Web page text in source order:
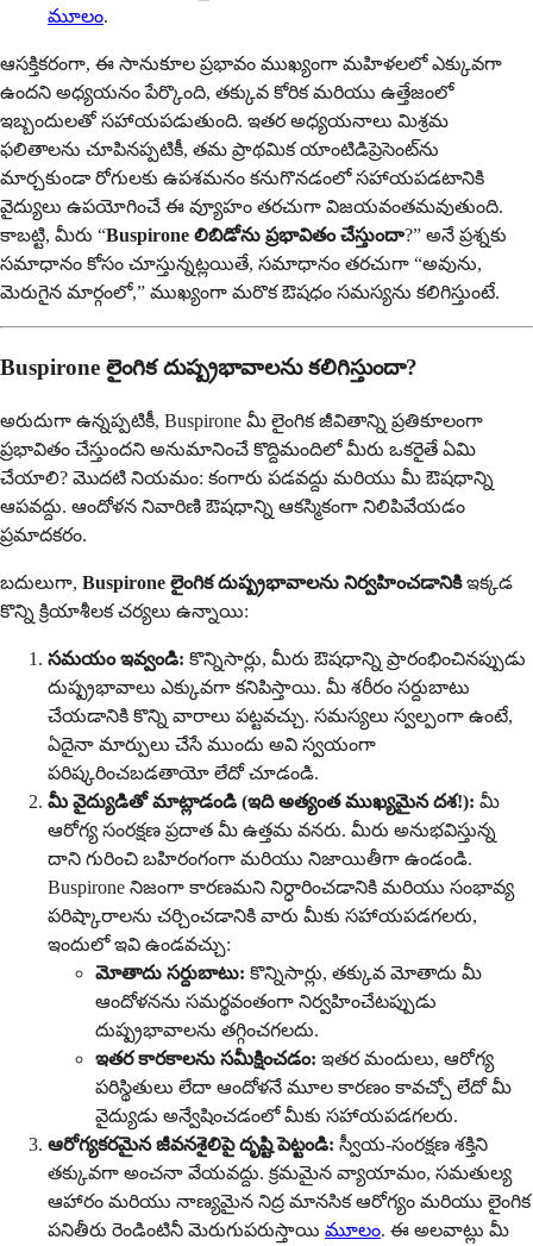
మూలం.
ఆసక్తికరంగా, ఈ సానుకూల ప్రభావం ముఖ్యంగా మహిళలలో ఎక్కువగా
ఉందని అధ్యయనం పేర్కొంది, తక్కువ కోరిక మరియు ఉత్తేజంలో
ఇబ్బందులతో సహాయపడుతుంది. ఇతర అధ్యయనాలు మిశ్రమ
ఫలితాలను చూపినప్పటికీ, తమ ప్రాథమిక యాంటిడిప్రెసెంట్‌ను
మార్చకుండా రోగులకు ఉపశమనం కనుగొనడంలో సహాయపడటానికి
వైద్యులు ఉపయోగించే ఈ వ్యూహం తరచుగా విజయవంతమవుతుంది.
కాబట్టి, మీరు “Buspirone లిబిడోను ప్రభావితం చేస్తుందా?” అనే ప్రశ్నకు
సమాధానం కోసం చూస్తున్నట్లయితే, సమాధానం తరచుగా “అవును,
మెరుగైన మార్గంలో,” ముఖ్యంగా మరొక ఔషధం సమస్యను కలిగిస్తుంటే.
Buspirone లైంగిక దుష్ప్రభావాలను కలిగిస్తుందా?
అరుదుగా ఉన్నప్పటికీ, Buspirone మీ లైంగిక జీవితాన్ని ప్రతికూలంగా
ప్రభావితం చేస్తుందని అనుమానించే కొద్దిమందిలో మీరు ఒకరైతే ఏమి
చేయాలి? మొదటి నియమం: కంగారు పడవద్దు మరియు మీ ఔషధాన్ని
ఆపవద్దు. ఆందోళన నివారిణి ఔషధాన్ని ఆకస్మికంగా నిలిపివేయడం
ప్రమాదకరం.
బదులుగా, Buspirone లైంగిక దుష్ప్రభావాలను నిర్వహించడానికిఇక్కడ
కొన్ని క్రియాశీలక చర్యలు ఉన్నాయి:
సమయం ఇవ్వండి: కొన్నిసార్లు, మీరు ఔషధాన్ని ప్రారంభించినప్పుడు
దుష్ప్రభావాలు ఎక్కువగా కనిపిస్తాయి. మీ శరీరం సర్దుబాటు
చేయడానికి కొన్ని వారాలు పట్టవచ్చు. సమస్యలు స్వల్పంగా ఉంటే,
ఏదైనా మార్పులు చేసే ముందు అవి స్వయంగా
పరిష్కరించబడతాయో లేదో చూడండి.
మీ వైద్యుడితో మాట్లాడండి (ఇది అత్యంత ముఖ్యమైన దశ!): మీ
ఆరోగ్య సంరక్షణ ప్రదాత మీ ఉత్తమ వనరు. మీరు అనుభవిస్తున్న
దాని గురించి బహిరంగంగా మరియు నిజాయితీగా ఉండండి.
Buspirone నిజంగా కారణమని నిర్ధారించడానికి మరియు సంభావ్య
పరిష్కారాలను చర్చించడానికి వారు మీకు సహాయపడగలరు,
ఇందులో ఇవి ఉండవచ్చు:
మోతాదు సర్దుబాటు: కొన్నిసార్లు, తక్కువ మోతాదు మీ
ఆందోళనను సమర్థవంతంగా నిర్వహించేటప్పుడు
దుష్ప్రభావాలను తగ్గించగలదు.
ఇతర కారకాలను సమీక్షించడం: ఇతర మందులు, ఆరోగ్య
పరిస్థితులు లేదా ఆందోళనే మూల కారణం కావచ్చో లేదో మీ
వైద్యుడు అన్వేషించడంలో మీకు సహాయపడగలరు.
ఆరోగ్యకరమైన జీవనశైలిపై దృష్టి పెట్టండి: స్వీయ-సంరక్షణ శక్తిని
తక్కువగా అంచనా వేయవద్దు. క్రమమైన వ్యాయామం, సమతుల్య
ఆహారం మరియు నాణ్యమైన నిద్ర మానసిక ఆరోగ్యం మరియు లైంగిక
పనితీరు రెండింటినీ మెరుగుపరుస్తాయి మూలం. ఈ అలవాట్లు మీ